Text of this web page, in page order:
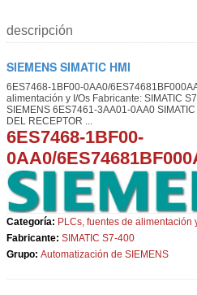
descripción
SIEMENS SIMATIC HMI
6ES7468-1BF00-0AA0/
alimentación y I/Os Fabricante: SIMATIC
SIEMENS 6ES7461-3AA01-0AA0
DEL RECEPTOR ...
6ES7468-1BF00-
0AA0/
Categoría: PLCs, fuentes de alimentación
Fabricante: SIMATIC S7-400
Grupo: Automatización de SIEMENS